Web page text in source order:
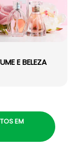
E BELEZA
EM